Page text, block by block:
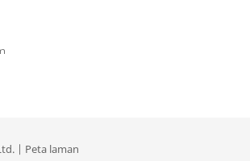
| Peta laman